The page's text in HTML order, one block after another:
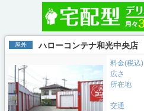
屋外 ハローコンテナ和光中央店
料金(税込)
広さ
所在地
交通